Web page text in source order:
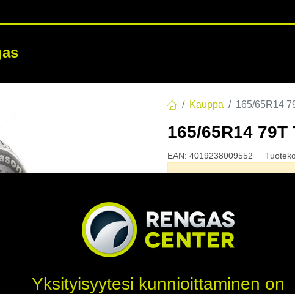
RENKAAT
Kauppa 165/65R14
165/65R14 79T
EAN: 4019238009552
Jaa
Toimitusehdot
Yksityisyytesi kunnioittaminen on